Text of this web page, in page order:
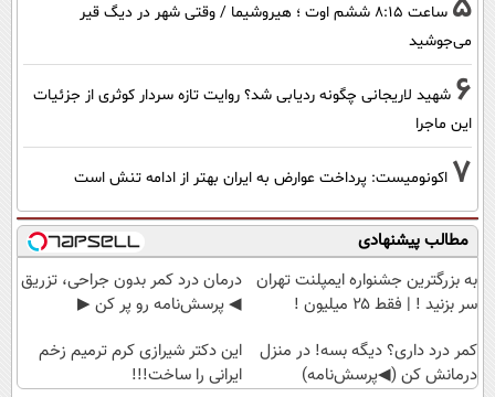
ساعت ۸:۱۵ ششم اوت ؛ هیروشیما / وقتی شهر در دیگ قیر
می‌جوشید
6 شهید لاریجانی چگونه ردیابی شد؟ روایت تازه سردار کوثری از جزئیات
این ماجرا
7 اکونومیست: پرداخت عوارض به ایران بهتر از ادامه تنش است
مطالب پیشنهادی
به بزرگترین جشنواره ایمپلنت تهران
سر بزنید ! | فقط ۲۵ میلیون !
درمان درد کمر بدون جراحی، تزریق
◀ پرسش‌نامه رو پر کن ▶
کمر درد داری؟ دیگه بسه! در منزل
درمانش کن (◀پرسش‌نامه)
این دکتر شیرازی کرم ترمیم زخم
ایرانی را ساخت!!!